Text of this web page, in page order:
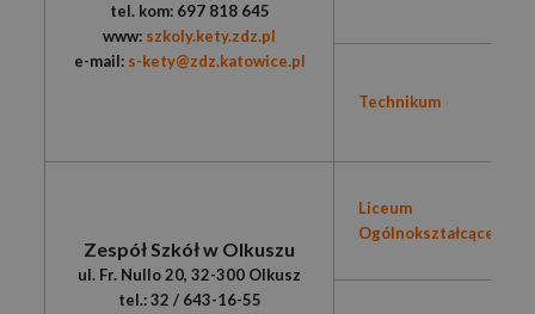
tel. kom: 697 818 645
www: szkoly.kety.zdz.pl
e-mail: s-kety@zdz.katowice.pl
Technikum
Zespół Szkół w Olkuszu
ul. Fr. Nullo 20, 32-300 Olkusz
tel.: 32 / 643-16-55
Liceum
Ogólnokształcące